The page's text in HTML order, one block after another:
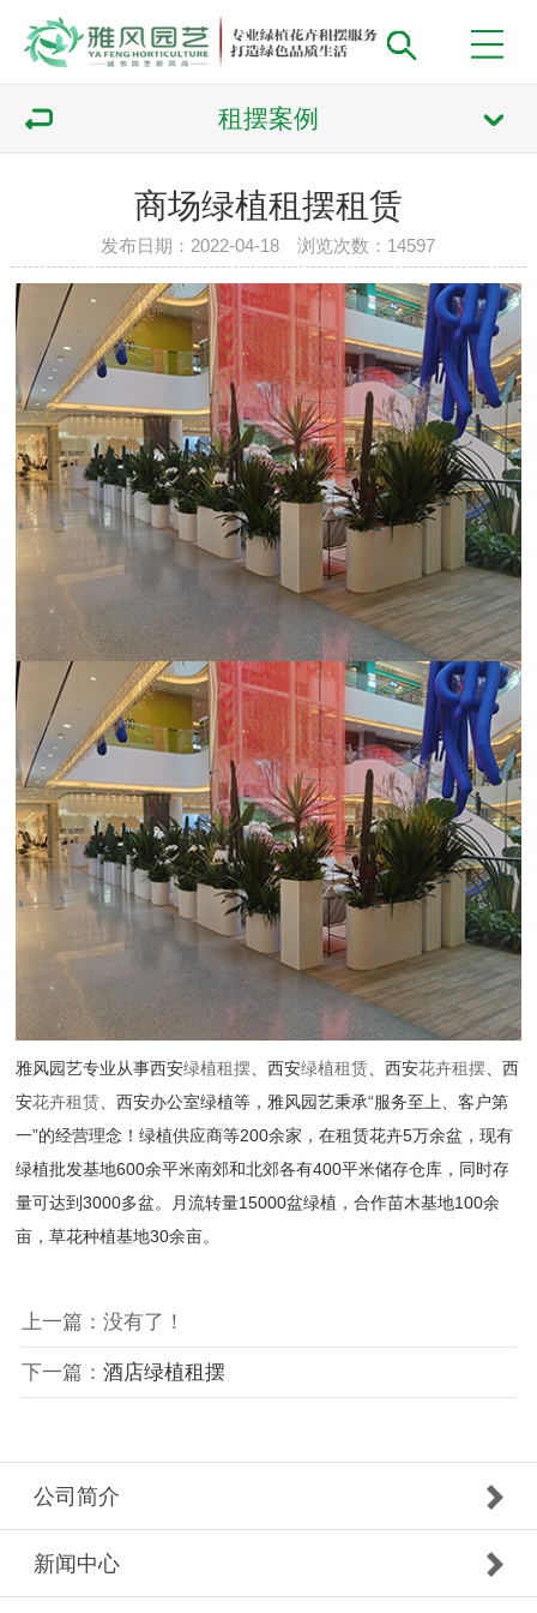
租摆案例
商场绿植租摆租赁
发布日期：2022-04-18 浏览次数： 14597
雅风园艺专业从事西安绿植租摆、西安绿植租赁、西安花卉租摆、西
安花卉租赁、西安办公室绿植等，雅风园艺秉承“服务至上、客户第
一”的经营理念！绿植供应商等200余家，在租赁花卉5万余盆，现有
绿植批发基地600余平米南郊和北郊各有400平米储存仓库，同时存
量可达到3000多盆。月流转量15000盆绿植，合作苗木基地100余
亩，草花种植基地30余亩。
上一篇：没有了！
下一篇： 酒店绿植租摆
公司简介
新闻中心